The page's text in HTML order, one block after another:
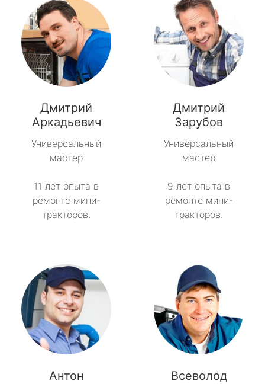
Дмитрий
Аркадьевич
Универсальный
мастер
11 лет опыта в
ремонте мини-
тракторов.
Дмитрий
Зарубов
Универсальный
мастер
9 лет опыта в
ремонте мини-
тракторов.
Антон
Всеволод